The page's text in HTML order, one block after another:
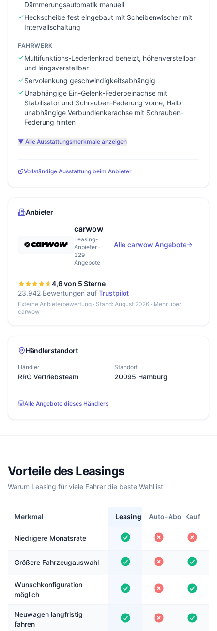
Dämmerungsautomatik manuell
Heckscheibe fest eingebaut mit Scheibenwischer mit
Intervallschaltung
FAHRWERK
Multifunktions-Lederlenkrad beheizt, höhenverstellbar
und längsverstellbar
Servolenkung geschwindigkeitsabhängig
Unabhängige Ein-Gelenk-Federbeinachse mit
Stabilisator und Schrauben-Federung vorne, Halb
unabhängige Verbundlenkerachse mit Schrauben-
Federung hinten
▼ Alle Ausstattungsmerkmale anzeigen
Vollständige Ausstattung beim Anbieter
Anbieter
carwow
Leasing-
Anbieter ·
329
Angebote
Alle carwow Angebote
4,6 von 5 Sterne
23.942 Bewertungen auf Trustpilot
Externe Anbieterbewertung · Stand: August 2026 · Mehr über
carwow
Händlerstandort
Händler
RRG Vertriebsteam
Standort
20095 Hamburg
Alle Angebote dieses Händlers
Vorteile des Leasings
Warum Leasing für viele Fahrer die beste Wahl ist
Merkmal Leasing Auto-Abo Kauf
Niedrigere Monatsrate
Größere Fahrzeugauswahl
Wunschkonfiguration
möglich
Neuwagen langfristig
fahren